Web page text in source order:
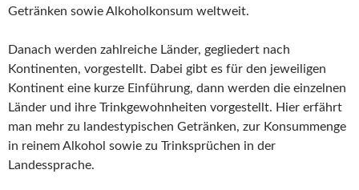
Getränken sowie Alkoholkonsum weltweit.
Danach werden zahlreiche Länder, gegliedert nach
Kontinenten, vorgestellt. Dabei gibt es für den jeweiligen
Kontinent eine kurze Einführung, dann werden die einzelnen
Länder und ihre Trinkgewohnheiten vorgestellt. Hier erfährt
man mehr zu landestypischen Getränken, zur Konsummenge
in reinem Alkohol sowie zu Trinksprüchen in der
Landessprache.